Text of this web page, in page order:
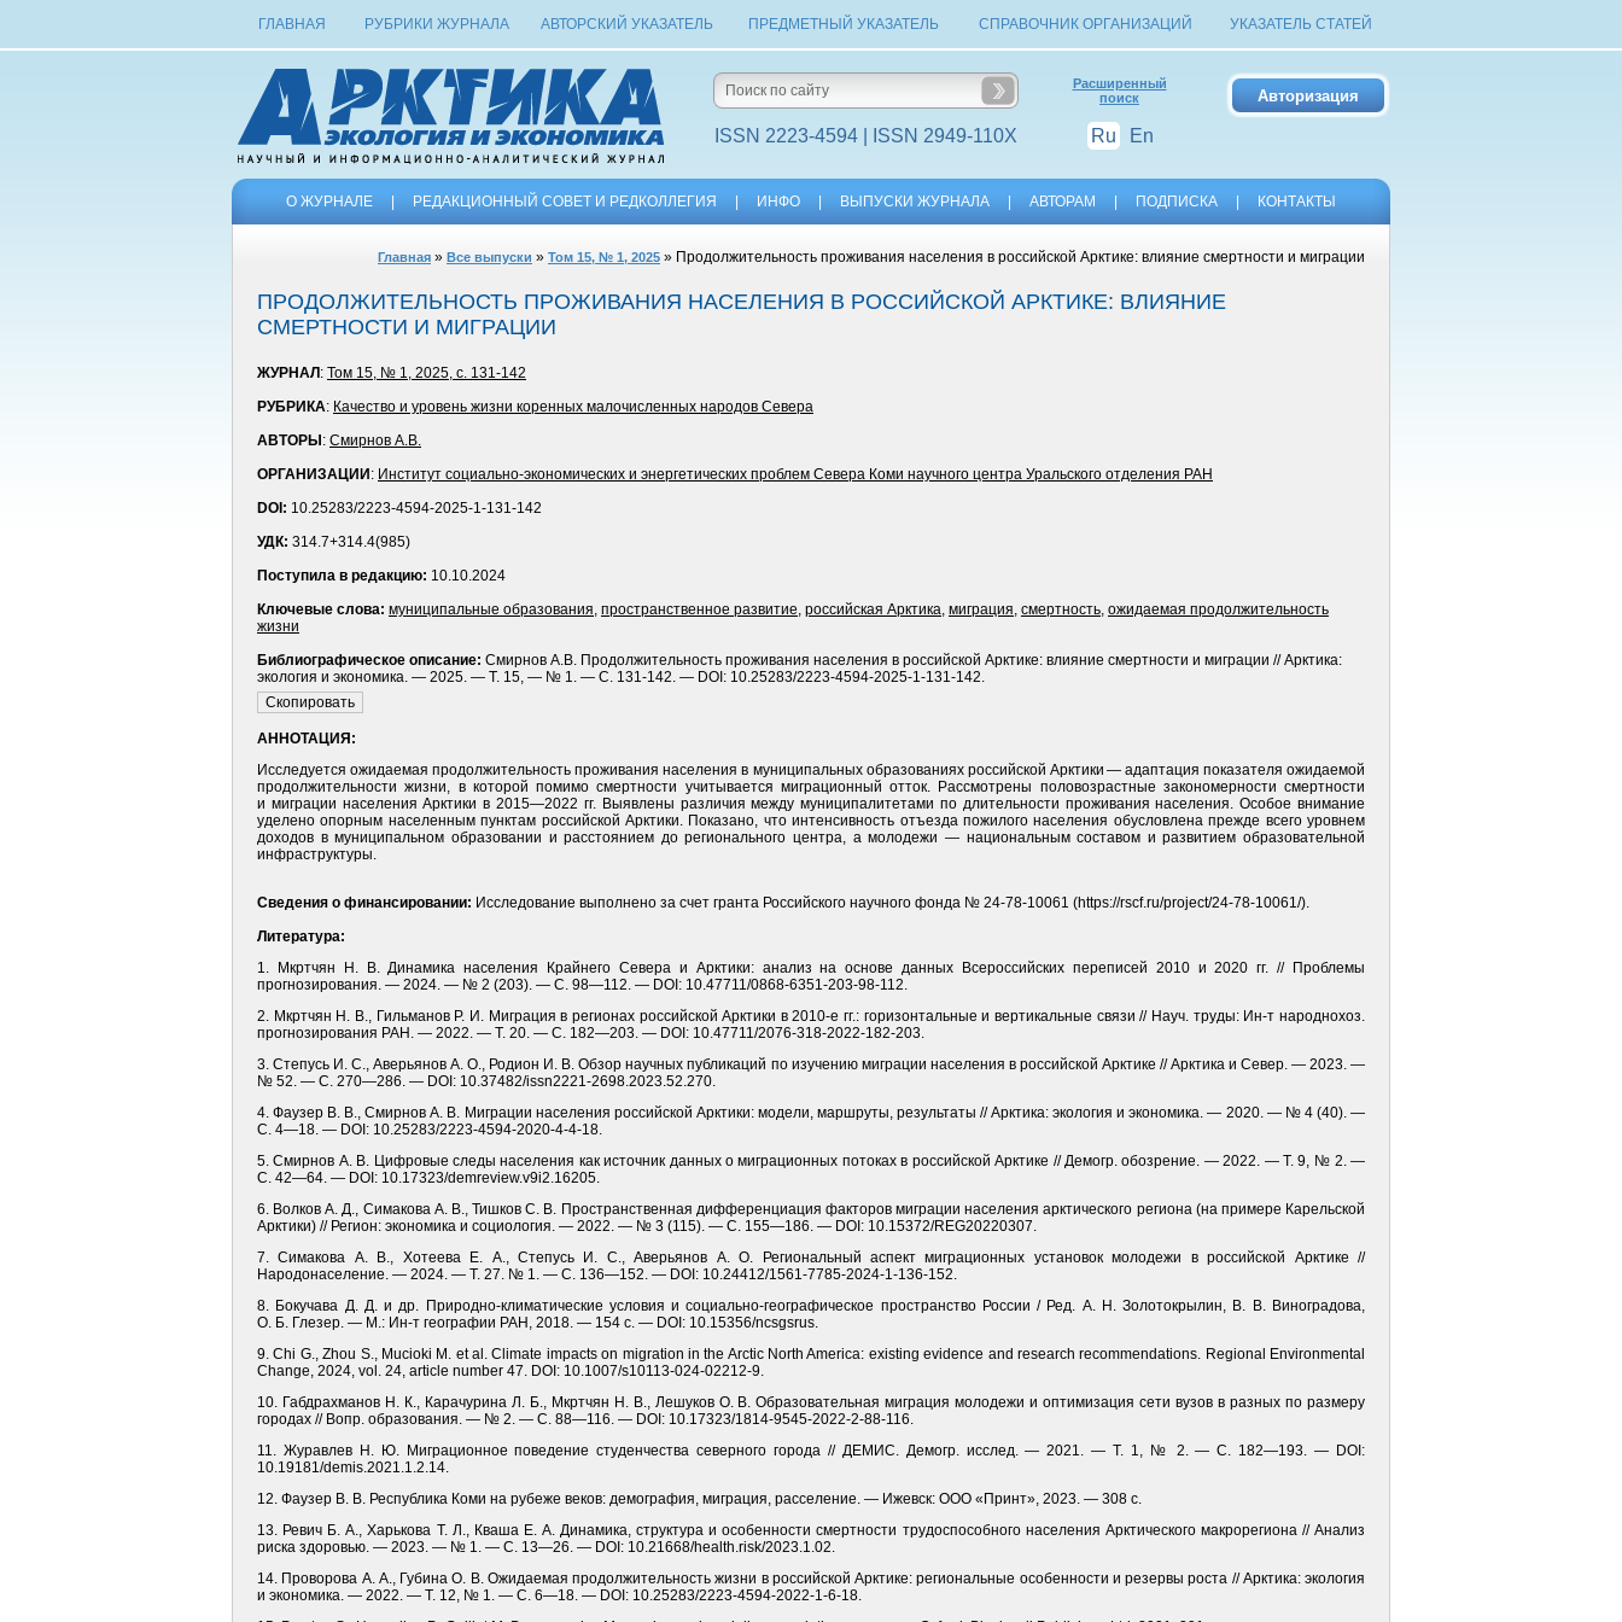
ГЛАВНАЯ РУБРИКИ ЖУРНАЛА АВТОРСКИЙ УКАЗАТЕЛЬ ПРЕДМЕТНЫЙ УКАЗАТЕЛЬ СПРАВОЧНИК ОРГАНИЗАЦИЙ УКАЗАТЕЛЬ СТАТЕЙ
ISSN 2223-4594 | ISSN 2949-110X
Расширенный
поиск
Ru En
О ЖУРНАЛЕ РЕДАКЦИОННЫЙ СОВЕТ И РЕДКОЛЛЕГИЯ ИНФО ВЫПУСКИ ЖУРНАЛА АВТОРАМ ПОДПИСКА КОНТАКТЫ
Главная » Все выпуски » Том 15, № 1, 2025 » Продолжительность проживания населения в российской Арктике: влияние смертности и миграции
ПРОДОЛЖИТЕЛЬНОСТЬ ПРОЖИВАНИЯ НАСЕЛЕНИЯ В РОССИЙСКОЙ АРКТИКЕ: ВЛИЯНИЕ
СМЕРТНОСТИ И МИГРАЦИИ
ЖУРНАЛ : Том 15, № 1, 2025, с. 131-142
РУБРИКА: Качество и уровень жизни коренных малочисленных народов Севера
АВТОРЫ : Смирнов А.В.
ОРГАНИЗАЦИИ : Институт социально-экономических и энергетических проблем Севера Коми научного центра Уральского отделения РАН
DOI: 10.25283/2223-4594-2025-1-131-142
УДК: 314.7+314.4(985)
Поступила в редакцию: 10.10.2024
Ключевые слова: муниципальные образования, пространственное развитие, российская Арктика, миграция, смертность, ожидаемая продолжительность
жизни
Библиографическое описание: Смирнов А.В. Продолжительность проживания населения в российской Арктике: влияние смертности и миграции // Арктика:
экология и экономика. — 2025. — Т. 15, — № 1. — С. 131-142. — DOI: 10.25283/2223-4594-2025-1-131-142.
АННОТАЦИЯ:
Исследуется ожидаемая продолжительность проживания населения в муниципальных образованиях российской Арк­тики — адаптация показателя ожидаемой
продолжительности жизни, в которой помимо смертности учитывается миграционный отток. Рассмотрены половозрастные закономерности смертности
и миграции населения Арк­тики в 2015—2022 гг. Выявлены различия между муниципалитетами по длительности проживания населения. Особое внимание
уделено опорным населенным пунктам российской Арк­тики. Показано, что интенсивность отъезда пожилого населения обусловлена прежде всего уровнем
доходов в муниципальном образовании и расстоянием до регионального центра, а молодежи — национальным составом и развитием образовательной
инфраструктуры.
Сведения о финансировании: Исследование выполнено за счет гранта Российского научного фонда № 24-78-10061 (https://rscf.ru/project/24-78-10061/).
Литература:
1. Мкртчян Н. В. Динамика населения Крайнего Севера и Арктики: анализ на основе данных Всероссийских переписей 2010 и 2020 гг. // Проблемы
прогнозирования. — 2024. — № 2 (203). — С. 98—112. — DOI: 10.47711/0868-6351-203-98-112.
2. Мкртчян Н. В., Гильманов Р. И. Миграция в регионах российской Арктики в 2010-е гг.: горизонтальные и вертикальные связи // Науч. труды: Ин-т народнохоз.
прогнозирования РАН. — 2022. — Т. 20. — С. 182—203. — DOI: 10.47711/2076-318-2022-182-203.
3. Степусь И. С., Аверьянов А. О., Родион И. В. Обзор научных публикаций по изучению миграции населения в российской Арктике // Арктика и Север. — 2023. —
№ 52. — С. 270—286. — DOI: 10.37482/issn2221-2698.2023.52.270.
4. Фаузер В. В., Смирнов А. В. Миграции населения российской Арктики: модели, маршруты, результаты // Арктика: экология и экономика. — 2020. — № 4 (40). —
С. 4—18. — DOI: 10.25283/2223-4594-2020-4-4-18.
5. Смирнов А. В. Цифровые следы населения как источник данных о миграционных потоках в российской Арктике // Демогр. обозрение. — 2022. — Т. 9, № 2. —
С. 42—64. — DOI: 10.17323/demreview.v9i2.16205.
6. Волков А. Д., Симакова А. В., Тишков С. В. Пространственная дифференциация факторов миграции населения арктического региона (на примере Карельской
Арктики) // Регион: экономика и социология. — 2022. — № 3 (115). — С. 155—186. — DOI: 10.15372/REG20220307.
7. Симакова А. В., Хотеева Е. А., Степусь И. С., Аверьянов А. О. Региональный аспект миграционных установок молодежи в российской Арктике //
Народонаселение. — 2024. — Т. 27. № 1. — С. 136—152. — DOI: 10.24412/1561-7785-2024-1-136-152.
8. Бокучава Д. Д. и др. Природно-климатические условия и социально-географическое пространство России / Ред. А. Н. Золотокрылин, В. В. Виноградова,
О. Б. Глезер. — М.: Ин-т географии РАН, 2018. — 154 с. — DOI: 10.15356/ncsgsrus.
9. Chi G., Zhou S., Mucioki M. et al. Climate impacts on migration in the Arctic North America: existing evidence and research recommendations. Regional Environmental
Change, 2024, vol. 24, article number 47. DOI: 10.1007/s10113-024-02212-9.
10. Габдрахманов Н. К., Карачурина Л. Б., Мкртчян Н. В., Лешуков О. В. Образовательная миграция молодежи и оптимизация сети вузов в разных по размеру
городах // Вопр. образования. — № 2. — С. 88—116. — DOI: 10.17323/1814-9545-2022-2-88-116.
11. Журавлев Н. Ю. Миграционное поведение студенчества северного города // ДЕМИС. Демогр. исслед. — 2021. — Т. 1, № 2. — С. 182—193. — DOI:
10.19181/demis.2021.1.2.14.
12. Фаузер В. В. Республика Коми на рубеже веков: демография, миграция, расселение. — Ижевск: ООО «Принт», 2023. — 308 с.
13. Ревич Б. А., Харькова Т. Л., Кваша Е. А. Динамика, структура и особенности смертности трудоспособного населения Арктического макрорегиона // Анализ
риска здоровью. — 2023. — № 1. — С. 13—26. — DOI: 10.21668/health.risk/2023.1.02.
14. Проворова А. А., Губина О. В. Ожидаемая продолжительность жизни в российской Арктике: региональные особенности и резервы роста // Арктика: экология
и экономика. — 2022. — Т. 12, № 1. — С. 6—18. — DOI: 10.25283/2223-4594-2022-1-6-18.